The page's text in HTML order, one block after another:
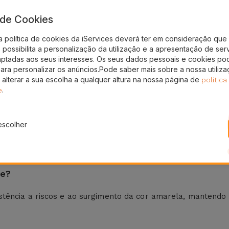
Oppo
a qualidade das Capas Transparentes para o telemóvel
seu telemóvel ficará a salvo de quedas inesperadas ou
base em materiais de grande qualidade que
de quedas, riscos ou impactos
do dia a dia. Para
irá realçar ainda mais a cor e o acabamento do
a riscos e ao surgimento da cor amarela,
Cookies
política de cookies da iServices deverá ter em consideração que
a personalização da utilização e a apresentação de
aos seus interesses. Os seus dados pessoais e cookies
personalizar os anúncios.Pode saber mais sobre a nossa
a sua escolha a qualquer altura na nossa página de política
.